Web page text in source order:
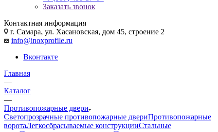
Заказать звонок
Контактная информация
г. Самара, ул. Хасановская, дом 45, строение 2
info@inoxprofile.ru
Вконтакте
Главная
—
Каталог
—
Противопожарные двери
Светопрозрачные противопожарные двериПротивопожарные
воротаЛегкосбрасываемые конструкцииСтальные